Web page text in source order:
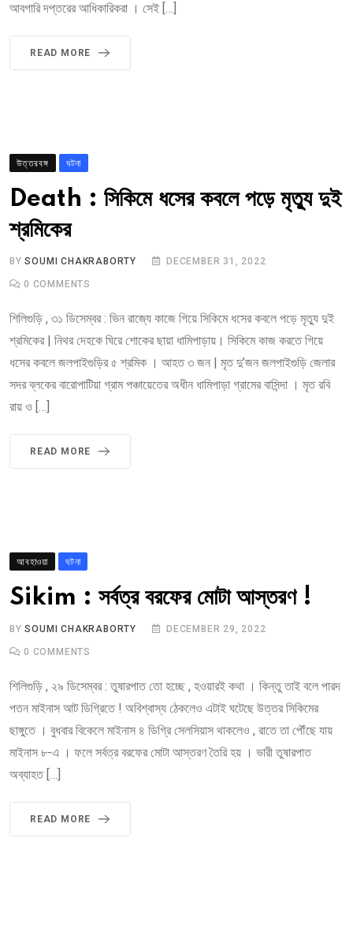
আবগারি দপ্তরের আধিকারিকরা । সেই […]
READ MORE
উত্তরবঙ্গ ঘটনা
Death : সিকিমে ধসের কবলে পড়ে মৃত্যু দুই
শ্রমিকের
BYSOUMI CHAKRABORTY DECEMBER 31, 2022
0 COMMENTS
শিলিগুড়ি , ৩১ ডিসেম্বর : ভিন রাজ্যে কাজে গিয়ে সিকিমে ধসের কবলে পড়ে মৃত্যু দুই
শ্রমিকের | নিথর দেহকে ঘিরে শোকের ছায়া ধামিপাড়ায়। সিকিমে কাজ করতে গিয়ে
ধসের কবলে জলপাইগুড়ির ৫ শ্রমিক । আহত ৩ জন | মৃত দু’জন জলপাইগুড়ি জেলার
সদর ব্লকের বারোপাটিয়া গ্রাম পঞ্চায়েতের অধীন ধামিপাড়া গ্রামের বাসিন্দা । মৃত রবি
রায় ও […]
READ MORE
আবহাওয়া ঘটনা
Sikim : সর্বত্র বরফের মোটা আস্তরণ !
BYSOUMI CHAKRABORTY DECEMBER 29, 2022
0 COMMENTS
শিলিগুড়ি , ২৯ ডিসেম্বর : তুষারপাত তো হচ্ছে , হওয়ারই কথা । কিন্তু তাই বলে পারদ
পতন মাইনাস আট ডিগ্রিতে ! অবিশ্বাস্য ঠেকলেও এটাই ঘটেছে উত্তর সিকিমের
ছাঙ্গুতে । বুধবার বিকেলে মাইনাস ৪ ডিগ্রি সেলসিয়াস থাকলেও , রাতে তা পৌঁছে যায়
মাইনাস ৮-এ । ফলে সর্বত্র বরফের মোটা আস্তরণ তৈরি হয় । ভারী তুষারপাত
অব্যাহত […]
READ MORE